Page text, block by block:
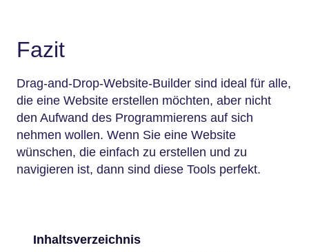
Fazit
Drag-and-Drop-Website-Builder sind ideal für alle,
die eine Website erstellen möchten, aber nicht
den Aufwand des Programmierens auf sich
nehmen wollen. Wenn Sie eine Website
wünschen, die einfach zu erstellen und zu
navigieren ist, dann sind diese Tools perfekt.
Inhaltsverzeichnis